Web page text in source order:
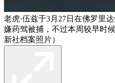
老虎·伍兹于3月27日在佛罗里
嫌药驾被捕，不过本周较早时
新社档案照片）